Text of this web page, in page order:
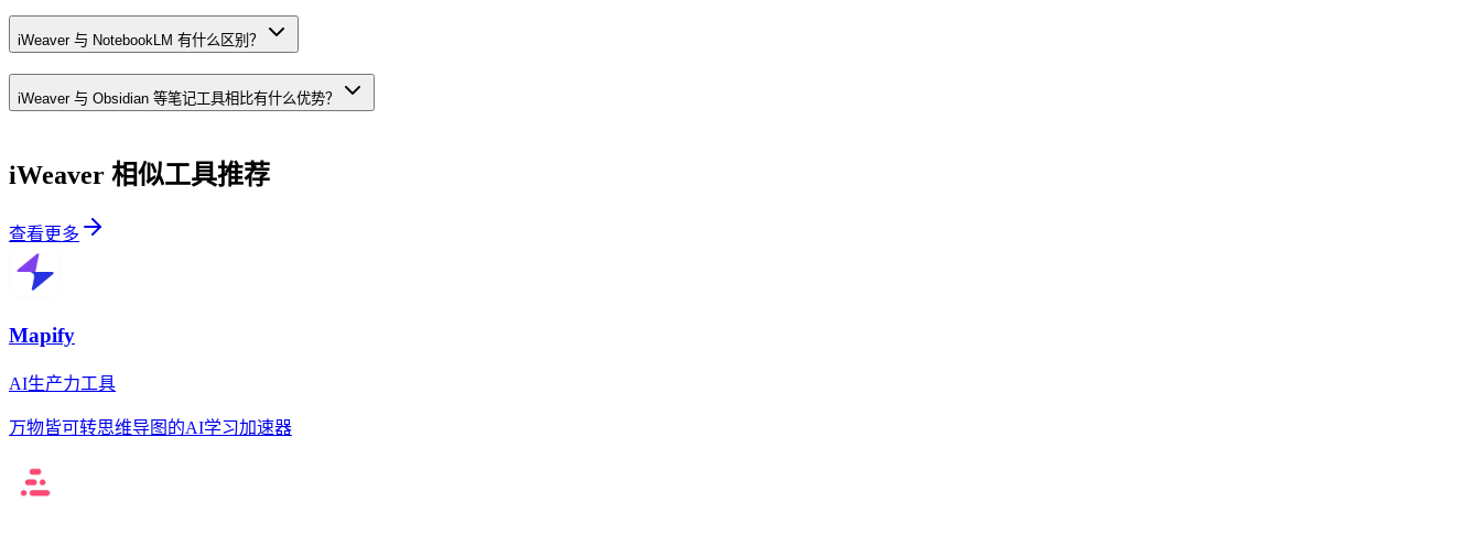
iWeaver 与 NotebookLM 有什么区别？
iWeaver 与 Obsidian 等笔记工具相比有什么优势？
iWeaver 相似工具推荐
查看更多
Mapify
AI生产力工具
万物皆可转思维导图的AI学习加速器